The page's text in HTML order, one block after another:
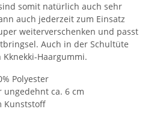
somit natürlich auch sehr
auch jederzeit zum Einsatz
weiterverschenken und passt
Auch in der Schultüte
Haargummi.
Polyester
ungedehnt ca. 6 cm
Kunststoff